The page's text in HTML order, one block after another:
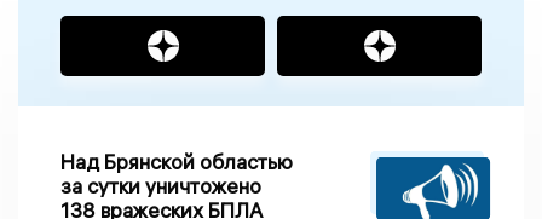
Над Брянской областью
за сутки уничтожено
138 вражеских БПЛА